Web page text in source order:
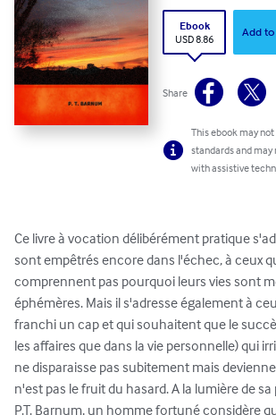
Ebook
USD 8.86
Add
Share
This ebook may
standards and
with assistive
Ce livre à vocation délibérément pratique
sont empêtrés encore dans l'échec, à ceux
comprennent pas pourquoi leurs vies sont
éphémères. Mais il s'adresse également à
franchi un cap et qui souhaitent que le
les affaires que dans la vie personnelle) qui
ne disparaisse pas subitement mais
n'est pas le fruit du hasard. A la lumière de
P.T. Barnum, un homme fortuné considère